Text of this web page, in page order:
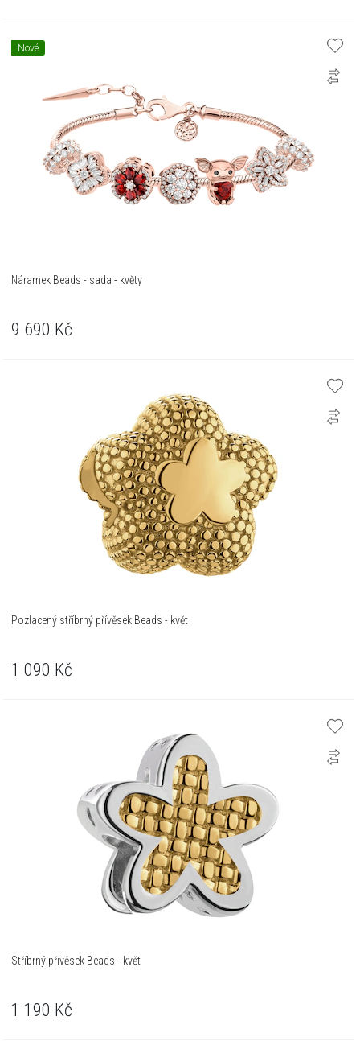
Nové
Náramek Beads - sada - květy
9 690 Kč
Pozlacený stříbrný přívěsek Beads - květ
1 090 Kč
Stříbrný přívěsek Beads - květ
1 190 Kč